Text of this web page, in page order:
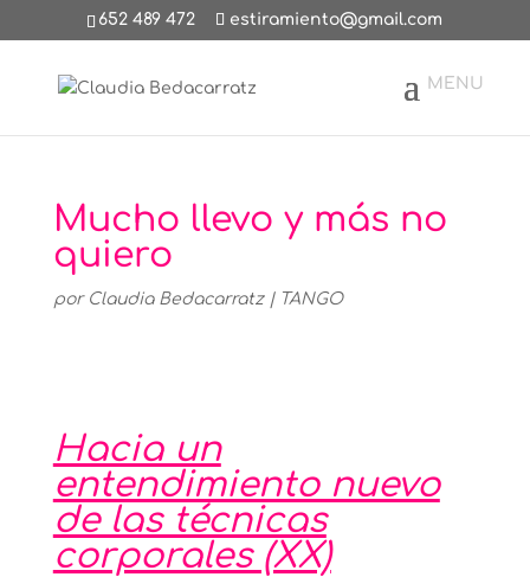
652 489 472 estiramiento@gmail.com
Mucho llevo y más no
quiero
por Claudia Bedacarratz| TANGO
Hacia un
entendimiento nuevo
de las técnicas
corporales (XX)